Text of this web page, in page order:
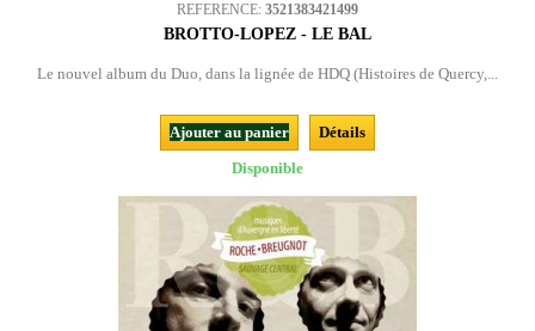
REFERENCE: 3521383421499
BROTTO-LOPEZ - LE BAL
Le nouvel album du Duo, dans la lignée de HDQ (Histoires de Quercy,...
Ajouter au panier
Détails
Disponible